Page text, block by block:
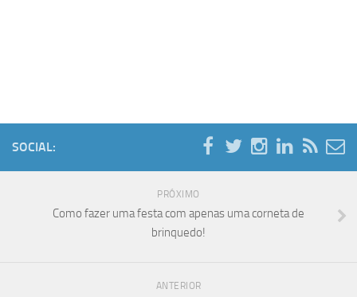
SOCIAL:
PRÓXIMO
Como fazer uma festa com apenas uma corneta de
brinquedo!
ANTERIOR